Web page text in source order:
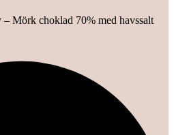
Mörk choklad 70% med havssalt